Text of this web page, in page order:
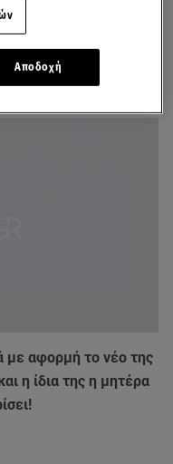
με αφορμή το νέο της
η ίδια της η μητέρα
Αποδοχή